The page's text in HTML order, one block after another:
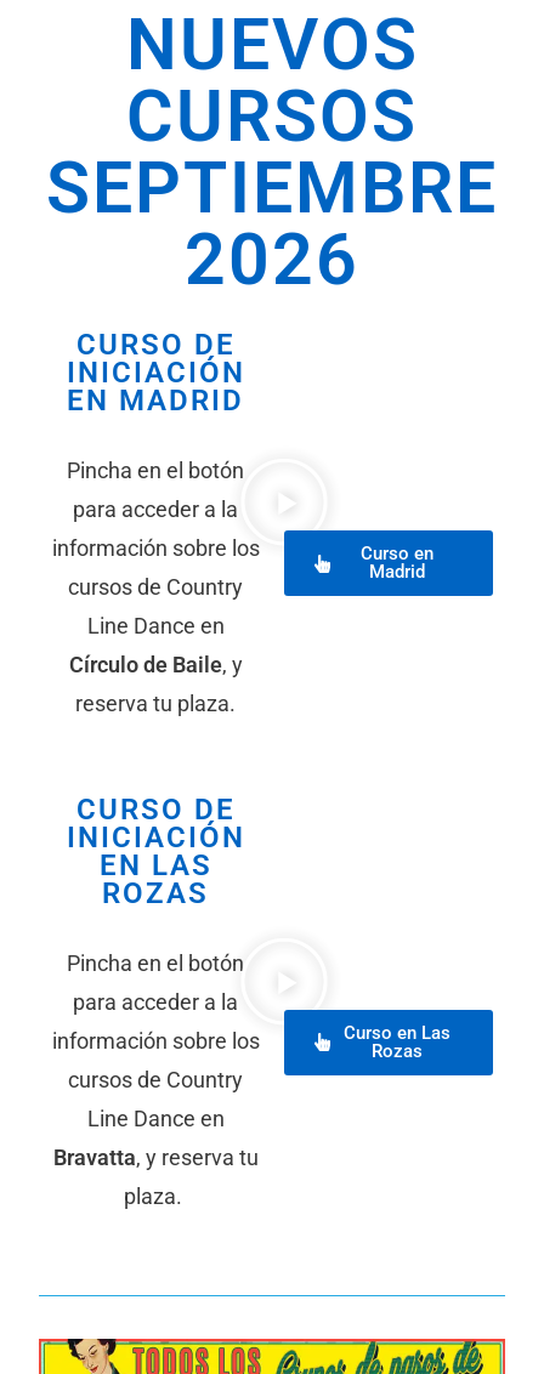
NUEVOS
CURSOS
SEPTIEMBRE
2026
CURSO DE
INICIACIÓN
EN MADRID
Pincha en el botón
para acceder a la
información sobre los
cursos de Country
Line Dance en
Círculo de Baile, y
reserva tu plaza.
Curso en
Madrid
CURSO DE
INICIACIÓN
EN LAS
ROZAS
Pincha en el botón
para acceder a la
información sobre los
cursos de Country
Line Dance en
Bravatta, y reserva tu
plaza.
Curso en Las
Rozas